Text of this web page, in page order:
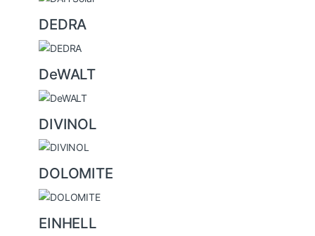
DEDRA
DeWALT
DIVINOL
DOLOMITE
EINHELL